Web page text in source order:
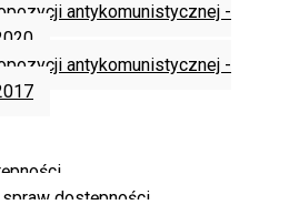
antykomunistycznej -
antykomunistycznej -
dostępności